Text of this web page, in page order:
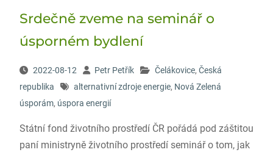
Srdečně zveme na seminář o
úsporném bydlení
2022-08-12 Petr Petřík Čelákovice, Česká
republika
alternativní zdroje energie, Nová Zelená
úsporám, úspora energií
Státní fond životního prostředí ČR pořádá pod záštitou
paní ministryně životního prostředí seminář o tom, jak